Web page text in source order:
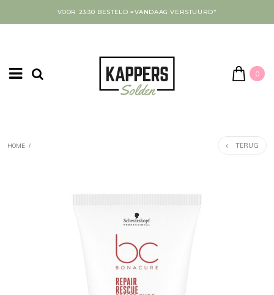
VOOR 23:30 BESTELD =VANDAAG VERSTUURD*
0
HOME / TERUG